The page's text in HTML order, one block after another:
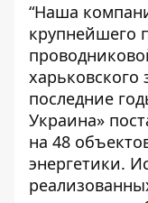
“Наша
крупнейшего
последние
Украина»
на 48
энергетики.